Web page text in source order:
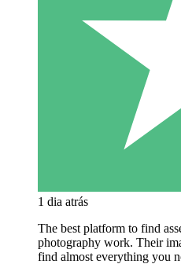
1 dia atrás
The best platform to find
photography work. Their
find almost everything you